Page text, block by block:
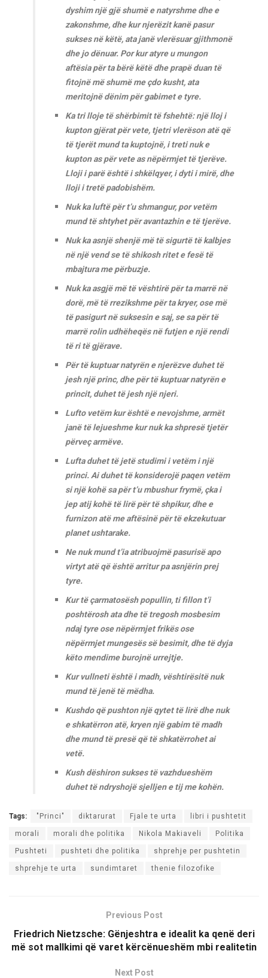
dyshim një gjë shumë e natyrshme dhe e
zakonshme, dhe kur njerëzit kanë pasur
sukses në këtë, ata janë vlerësuar gjithmonë
dhe jo dënuar. Por kur atyre u mungon
aftësia për ta bërë këtë dhe prapë duan të
fitojnë më shumë me çdo kusht, ata
meritojnë dënim për gabimet e tyre.
Ka tri lloje të shërbimit të fshehtë: një lloj i
kupton gjërat për vete, tjetri vlerëson atë që
të tjerët mund ta kuptojnë, i treti nuk e
kupton as për vete as nëpërmjet të tjerëve.
Lloji i parë është i shkëlqyer, i dyti i mirë, dhe
lloji i tretë padobishëm.
Nuk ka luftë për t’u shmangur, por vetëm
mund të shtyhet për avantazhin e të tjerëve.
Nuk ka asnjë shenjë më të sigurtë të kalbjes
në një vend se të shikosh ritet e fesë të
mbajtura me përbuzje.
Nuk ka asgjë më të vështirë për ta marrë në
dorë, më të rrezikshme për ta kryer, ose më
të pasigurt në suksesin e saj, se sa për të
marrë rolin udhëheqës në futjen e një rendi
të ri të gjërave.
Për të kuptuar natyrën e njerëzve duhet të
jesh një princ, dhe për të kuptuar natyrën e
princit, duhet të jesh një njeri.
Lufto vetëm kur është e nevojshme, armët
janë të lejueshme kur nuk ka shpresë tjetër
përveç armëve.
Lufta duhet të jetë studimi i vetëm i një
princi. Ai duhet të konsiderojë paqen vetëm
si një kohë sa për t’u mbushur frymë, çka i
jep atij kohë të lirë për të shpikur, dhe e
furnizon atë me aftësinë për të ekzekutuar
planet ushtarake.
Ne nuk mund t’ia atribuojmë pasurisë apo
virtyt atë që është arritur pa asnjërin prej
tyre.
Kur të çarmatosësh popullin, ti fillon t’i
poshtërosh ata dhe të tregosh mosbesim
ndaj tyre ose nëpërmjet frikës ose
nëpërmjet mungesës së besimit, dhe të dyja
këto mendime burojnë urrejtje.
Kur vullneti është i madh, vështirësitë nuk
mund të jenë të mëdha.
Kushdo që pushton një qytet të lirë dhe nuk
e shkatërron atë, kryen një gabim të madh
dhe mund të presë që të shkatërrohet ai
vetë.
Kush dëshiron sukses të vazhdueshëm
duhet të ndryshojë sjelljen e tij me kohën.
Tags: "Princi" diktarurat Fjale te urta libri i pushtetit
morali morali dhe politika Nikola Makiaveli Politika
Pushteti pushteti dhe politika shprehje per pushtetin
shprehje te urta sundimtaret thenie filozofike
Previous Post
Friedrich Nietzsche: Gënjeshtra e idealit ka qenë deri
më sot mallkimi që varet kërcënueshëm mbi realitetin
Next Post